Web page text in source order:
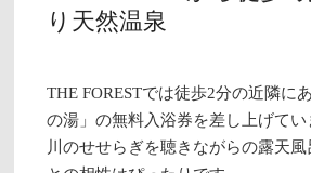
り天然温泉
THE FORESTでは徒歩2分の近隣に
の湯」の無料入浴券を差し上げてい
川のせせらぎを聴きながらの露天